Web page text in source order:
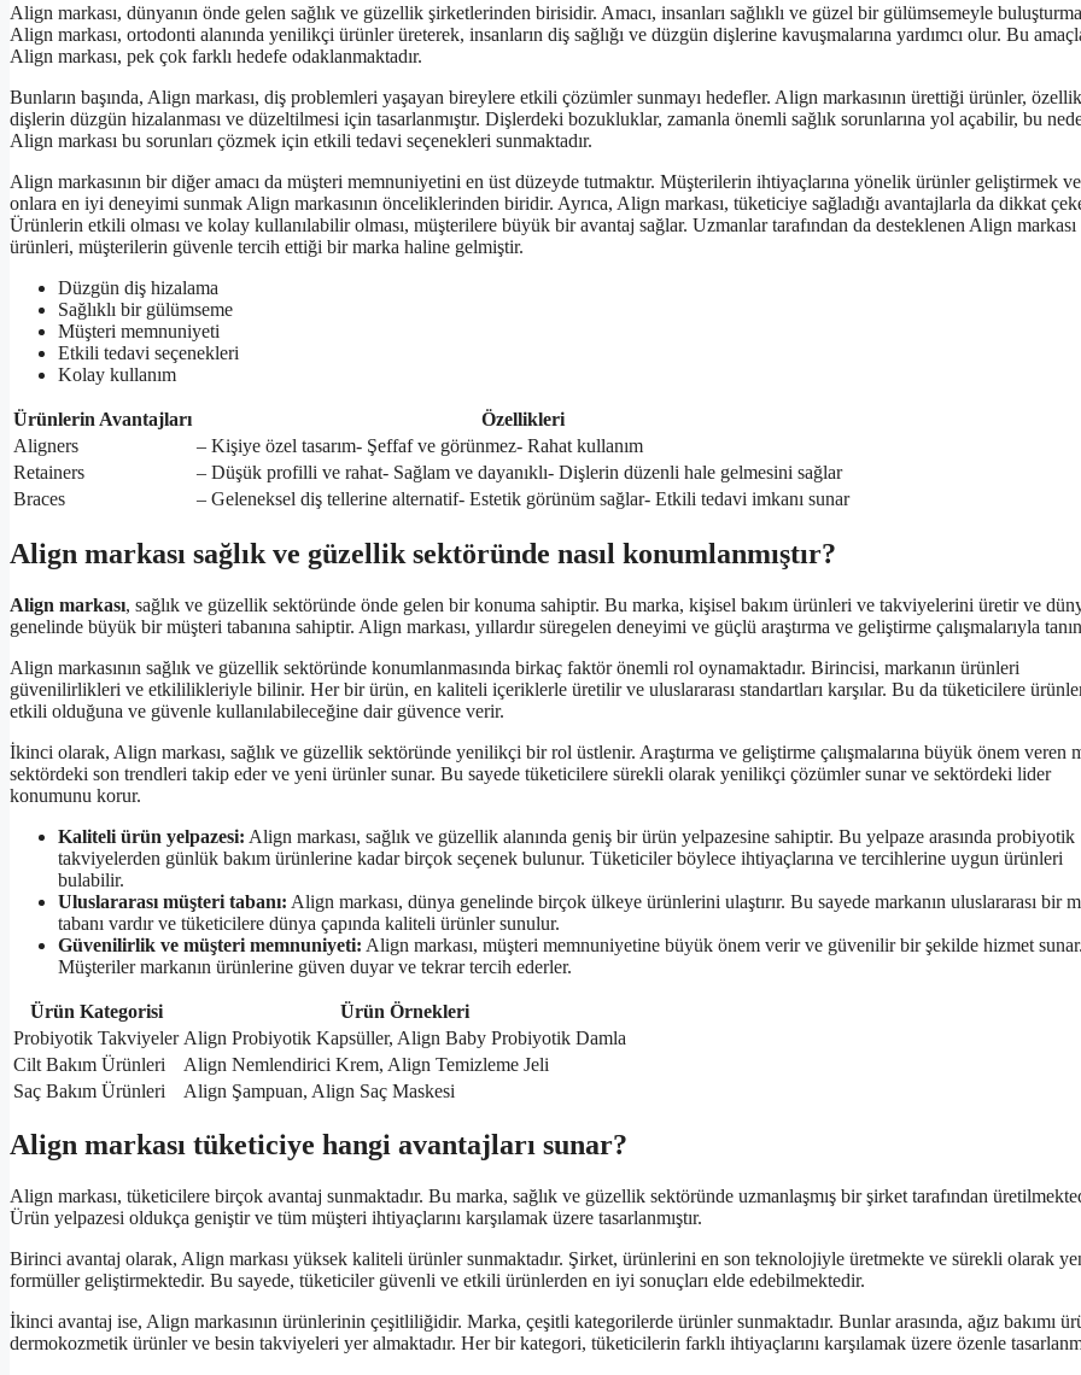
Align markası, dünyanın önde gelen sağlık ve güzellik şirketlerinden birisidir. Amacı, insanları sağlıklı ve güzel bir gülümsemeyle
Align markası, ortodonti alanında yenilikçi ürünler üreterek, insanların diş sağlığı ve düzgün dişlerine kavuşmalarına yardımcı olur. Bu
Align markası, pek çok farklı hedefe odaklanmaktadır.
Bunların başında, Align markası, diş problemleri yaşayan bireylere etkili çözümler sunmayı hedefler. Align markasının ürettiği ürünler,
dişlerin düzgün hizalanması ve düzeltilmesi için tasarlanmıştır. Dişlerdeki bozukluklar, zamanla önemli sağlık sorunlarına yol açabilir, bu
Align markası bu sorunları çözmek için etkili tedavi seçenekleri sunmaktadır.
Align markasının bir diğer amacı da müşteri memnuniyetini en üst düzeyde tutmaktır. Müşterilerin ihtiyaçlarına yönelik ürünler geliştirmek ve
onlara en iyi deneyimi sunmak Align markasının önceliklerinden biridir. Ayrıca, Align markası, tüketiciye sağladığı avantajlarla da dikkat
Ürünlerin etkili olması ve kolay kullanılabilir olması, müşterilere büyük bir avantaj sağlar. Uzmanlar tarafından da desteklenen Align markası
ürünleri, müşterilerin güvenle tercih ettiği bir marka haline gelmiştir.
Düzgün diş hizalama
Sağlıklı bir gülümseme
Müşteri memnuniyeti
Etkili tedavi seçenekleri
Kolay kullanım
Ürünlerin Avantajları
Özellikleri
Aligners
– Kişiye özel tasarım- Şeffaf ve görünmez- Rahat kullanım
Retainers
– Düşük profilli ve rahat- Sağlam ve dayanıklı- Dişlerin düzenli hale gelmesini sağlar
Braces
– Geleneksel diş tellerine alternatif- Estetik görünüm sağlar- Etkili tedavi imkanı sunar
Align markası sağlık ve güzellik sektöründe nasıl konumlanmıştır?
Align markası, sağlık ve güzellik sektöründe önde gelen bir konuma sahiptir. Bu marka, kişisel bakım ürünleri ve takviyelerini üretir ve
genelinde büyük bir müşteri tabanına sahiptir. Align markası, yıllardır süregelen deneyimi ve güçlü araştırma ve geliştirme çalışmalarıyla
Align markasının sağlık ve güzellik sektöründe konumlanmasında birkaç faktör önemli rol oynamaktadır. Birincisi, markanın ürünleri
güvenilirlikleri ve etkililikleriyle bilinir. Her bir ürün, en kaliteli içeriklerle üretilir ve uluslararası standartları karşılar. Bu da tüketicilere
etkili olduğuna ve güvenle kullanılabileceğine dair güvence verir.
İkinci olarak, Align markası, sağlık ve güzellik sektöründe yenilikçi bir rol üstlenir. Araştırma ve geliştirme çalışmalarına büyük önem veren
sektördeki son trendleri takip eder ve yeni ürünler sunar. Bu sayede tüketicilere sürekli olarak yenilikçi çözümler sunar ve sektördeki lider
konumunu korur.
Kaliteli ürün yelpazesi: Align markası, sağlık ve güzellik alanında geniş bir ürün yelpazesine sahiptir. Bu yelpaze arasında probiyotik
takviyelerden günlük bakım ürünlerine kadar birçok seçenek bulunur. Tüketiciler böylece ihtiyaçlarına ve tercihlerine uygun ürünleri
bulabilir.
Uluslararası müşteri tabanı: Align markası, dünya genelinde birçok ülkeye ürünlerini ulaştırır. Bu sayede markanın uluslararası bir
tabanı vardır ve tüketicilere dünya çapında kaliteli ürünler sunulur.
Güvenilirlik ve müşteri memnuniyeti: Align markası, müşteri memnuniyetine büyük önem verir ve güvenilir bir şekilde hizmet sunar.
Müşteriler markanın ürünlerine güven duyar ve tekrar tercih ederler.
Ürün Kategorisi
Ürün Örnekleri
Probiyotik Takviyeler Align Probiyotik Kapsüller, Align Baby Probiyotik Damla
Cilt Bakım Ürünleri
Align Nemlendirici Krem, Align Temizleme Jeli
Saç Bakım Ürünleri
Align Şampuan, Align Saç Maskesi
Align markası tüketiciye hangi avantajları sunar?
Align markası, tüketicilere birçok avantaj sunmaktadır. Bu marka, sağlık ve güzellik sektöründe uzmanlaşmış bir şirket tarafından
Ürün yelpazesi oldukça geniştir ve tüm müşteri ihtiyaçlarını karşılamak üzere tasarlanmıştır.
Birinci avantaj olarak, Align markası yüksek kaliteli ürünler sunmaktadır. Şirket, ürünlerini en son teknolojiyle üretmekte ve sürekli olarak
formüller geliştirmektedir. Bu sayede, tüketiciler güvenli ve etkili ürünlerden en iyi sonuçları elde edebilmektedir.
İkinci avantaj ise, Align markasının ürünlerinin çeşitliliğidir. Marka, çeşitli kategorilerde ürünler sunmaktadır. Bunlar arasında, ağız bakımı
dermokozmetik ürünler ve besin takviyeleri yer almaktadır. Her bir kategori, tüketicilerin farklı ihtiyaçlarını karşılamak üzere özenle